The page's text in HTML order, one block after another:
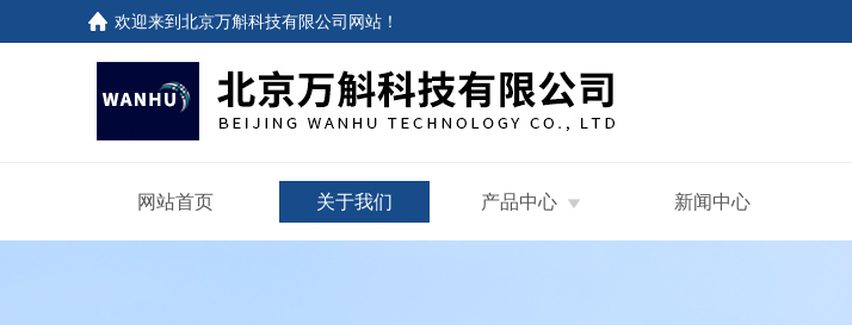
欢迎来到北京万斛科技有限公司网站 ！
网站首页 关于我们 产品中心 新闻中心